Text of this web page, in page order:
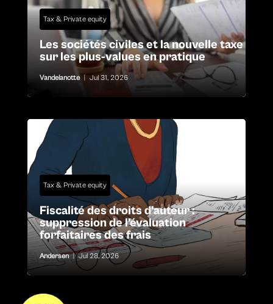
Tax & Private equity
Les sociétés civiles et la nouvelle taxe
sur les plus-values en pratique
Vandelanotte Jul 31, 2026
Tax & Private equity
Fiscalité des droits d’auteur :
suppression de l’évaluation
forfaitaires des frais
Andersen | Jul 28, 2026